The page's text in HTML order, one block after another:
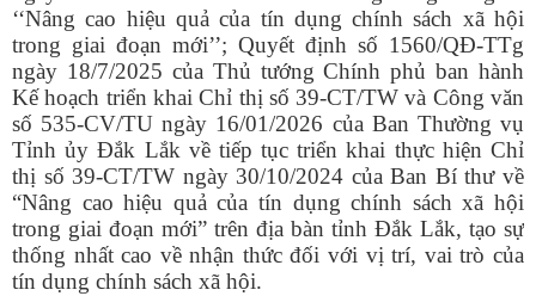
‘‘Nâng cao hiệu quả của tín dụng chính sách xã hội
trong giai đoạn mới’’; Quyết định số 1560/QĐ-TTg
ngày 18/7/2025 của Thủ tướng Chính phủ ban hành
Kế hoạch triển khai Chỉ thị số 39-CT/TW và Công văn
số 535-CV/TU ngày 16/01/2026 của Ban Thường vụ
Tỉnh ủy Đắk Lắk về tiếp tục triển khai thực hiện Chỉ
thị số 39-CT/TW ngày 30/10/2024 của Ban Bí thư về
“Nâng cao hiệu quả của tín dụng chính sách xã hội
trong giai đoạn mới” trên địa bàn tỉnh Đắk Lắk, tạo sự
thống nhất cao về nhận thức đối với vị trí, vai trò của
tín dụng chính sách xã hội.